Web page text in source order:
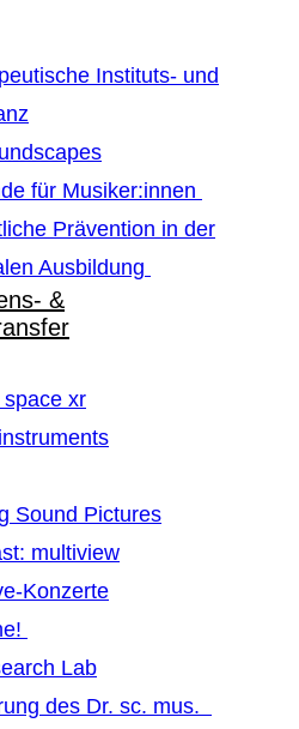
Instituts- und
für Musiker:innen
Prävention in der
Ausbildung
&
xr
Sound Pictures
multiview
Konzerte
Lab
des Dr. sc. mus.